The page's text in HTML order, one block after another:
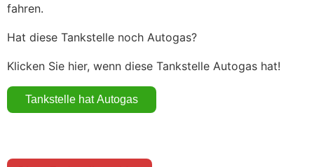
fahren.
Hat diese Tankstelle noch Autogas?
Klicken Sie hier, wenn diese Tankstelle Autogas hat!